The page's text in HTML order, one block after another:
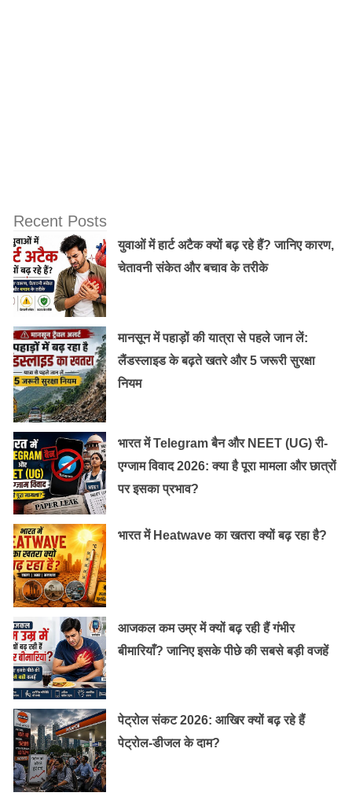
पर्याप्त मात्रा में विटामिन डी प्राप्त किया जा सकता है। लेकिन साथ
ही एक और बात की सूर्य से हमें विटामिन डी मिलता नहीं है।
बल्कि जब सूर्य की किरणें त्वचा पर पड़ती है, तो त्वचा में विटामिन डी
बनने की प्रक्रिया जो निष्क्रिय होती है, वह तेज हो जाती है और
शरीर में विटामिन डी के बनने की गति तेज हो जाती है।
संतरे का रस:
संतरे के रस में भी विटामिन डी भरपूर होता है। कई स्‍वास्‍थ्‍य विशेषज्ञों
का मानना है कि विटामिन डी से स्वास्थ्य में जल्‍दी सुधार आता है।
इसलिए संतरे के जूस को अपने आहार में जरूर शामिल करना
चाहिए।
यह भी पढ़ें :भोजन करने का सही समय और कब, कैसे करें
………
Recent Posts
युवाओं में हार्ट अटैक क्यों बढ़ रहे हैं? जानिए कारण,
चेतावनी संकेत और बचाव के तरीके
मानसून में पहाड़ों की यात्रा से पहले जान लें:
लैंडस्लाइड के बढ़ते खतरे और 5 जरूरी सुरक्षा
नियम
भारत में Telegram बैन और NEET (UG) री-
एग्जाम विवाद 2026: क्या है पूरा मामला और छात्रों
पर इसका प्रभाव?
भारत में Heatwave का खतरा क्यों बढ़ रहा है?
आजकल कम उम्र में क्यों बढ़ रही हैं गंभीर
बीमारियाँ? जानिए इसके पीछे की सबसे बड़ी वजहें
पेट्रोल संकट 2026: आखिर क्यों बढ़ रहे हैं
पेट्रोल-डीजल के दाम?